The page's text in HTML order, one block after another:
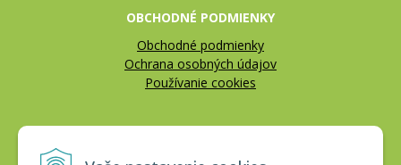
OBCHODNÉ PODMIENKY
Obchodné podmienky
Ochrana osobných údajov
Používanie cookies